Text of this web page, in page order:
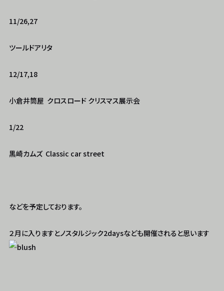
11/26,27
ツールドアリタ
12/17,18
小倉井筒屋 クロスロード クリスマス展示会
1/22
黒崎カムズ Classic car street
などを予定しております。
２月に入りますとノスタルジック2daysなども開催されると思います